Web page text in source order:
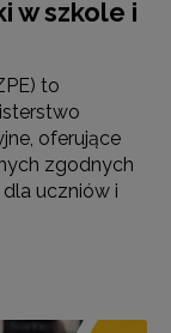
w szkole i
to
oferujące
zgodnych
uczniów i